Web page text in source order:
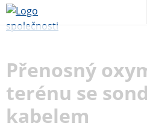
Přenosný
terénu se
kabelem